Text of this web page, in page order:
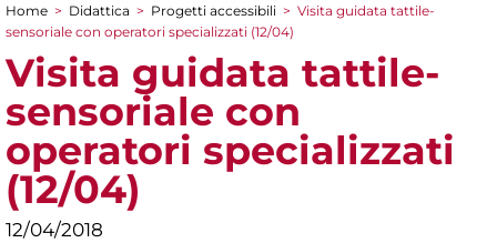
Tu sei qui
Home > Didattica > Progetti accessibili > Visita guidata tattile-
sensoriale con operatori specializzati (12/04)
Visita guidata tattile-
sensoriale con
operatori specializzati
(12/04)
12/04/2018